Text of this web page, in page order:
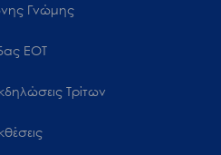
Γνώμης
ΕΟΤ
Τρίτων